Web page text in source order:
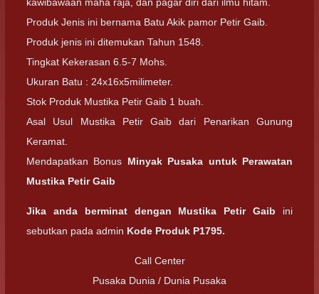
Produk Jenis ini bernama Batu Akik pamor Petir Gaib.
Produk jenis ini ditemukan Tahun 1548.
Tingkat Kekerasan 6.5-7 Mohs.
Ukuran Batu : 24x16x5milimeter.
Stok Produk Mustika Petir Gaib 1 buah.
Asal Usul Mustika Petir Gaib dari Penarikan Gunung
Keramat.
Mendapatkan Bonus Minyak Pusaka untuk Perawatan
Mustika Petir Gaib
Jika anda berminat dengan Mustika Petir Gaib ini
sebutkan pada admin Kode Produk P1795.
Call Center
Pusaka Dunia / Dunia Pusaka